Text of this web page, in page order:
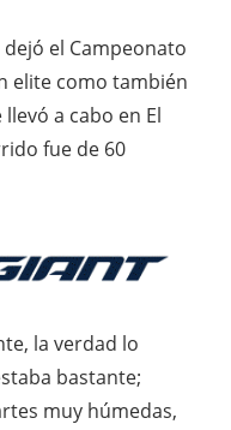
el Campeonato
elite como también
a cabo en El
fue de 60
la verdad lo
bastante;
muy húmedas,